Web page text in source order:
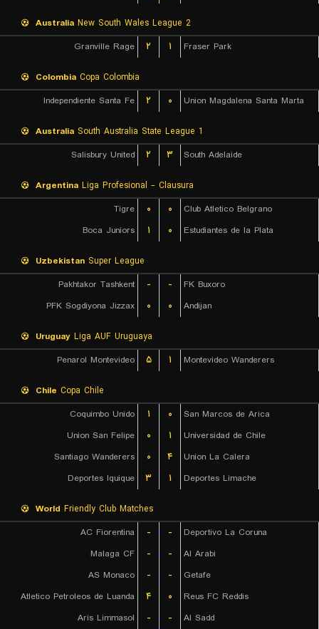
Australia New South Wales League 2
Granville Rage
۲ ۱ Fraser Park
Colombia Copa Colombia
Independiente Santa Fe
۲ ۰ Union Magdalena Santa Marta
Australia South Australia State League 1
Salisbury United
۲ ۳ South Adelaide
Argentina Liga Profesional - Clausura
Tigre
۰ ۰
Club Atletico Belgrano
Boca Juniors
۱ ۰ Estudiantes de la Plata
Uzbekistan Super League
Pakhtakor Tashkent
- -
FK Buxoro
PFK Sogdiyona Jizzax
۰ ۰ Andijan
Uruguay Liga AUF Uruguaya
Penarol Montevideo
۵ ۱ Montevideo Wanderers
Chile Copa Chile
Coquimbo Unido
۱ ۰
San Marcos de Arica
Union San Felipe
۰ ۱
Universidad de Chile
Santiago Wanderers
۰ ۴
Union La Calera
Deportes Iquique
۳ ۱ Deportes Limache
World Friendly Club Matches
AC Fiorentina
- -
Deportivo La Coruna
Malaga CF
- -
Al Arabi
AS Monaco
- -
Getafe
Atletico Petroleos de Luanda
۴ ۰
Reus FC Reddis
Aris Limmasol
- - Al Sadd